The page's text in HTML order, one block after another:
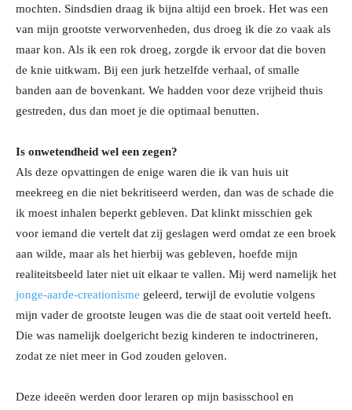
mochten. Sindsdien draag ik bijna altijd een broek. Het was een
van mijn grootste verworvenheden, dus droeg ik die zo vaak als
maar kon. Als ik een rok droeg, zorgde ik ervoor dat die boven
de knie uitkwam. Bij een jurk hetzelfde verhaal, of smalle
banden aan de bovenkant. We hadden voor deze vrijheid thuis
gestreden, dus dan moet je die optimaal benutten.
Is onwetendheid wel een zegen?
Als deze opvattingen de enige waren die ik van huis uit
meekreeg en die niet bekritiseerd werden, dan was de schade die
ik moest inhalen beperkt gebleven. Dat klinkt misschien gek
voor iemand die vertelt dat zij geslagen werd omdat ze een broek
aan wilde, maar als het hierbij was gebleven, hoefde mijn
realiteitsbeeld later niet uit elkaar te vallen. Mij werd namelijk het
jonge-aarde-creationisme geleerd, terwijl de evolutie volgens
mijn vader de grootste leugen was die de staat ooit verteld heeft.
Die was namelijk doelgericht bezig kinderen te indoctrineren,
zodat ze niet meer in God zouden geloven.
Deze ideeën werden door leraren op mijn basisschool en